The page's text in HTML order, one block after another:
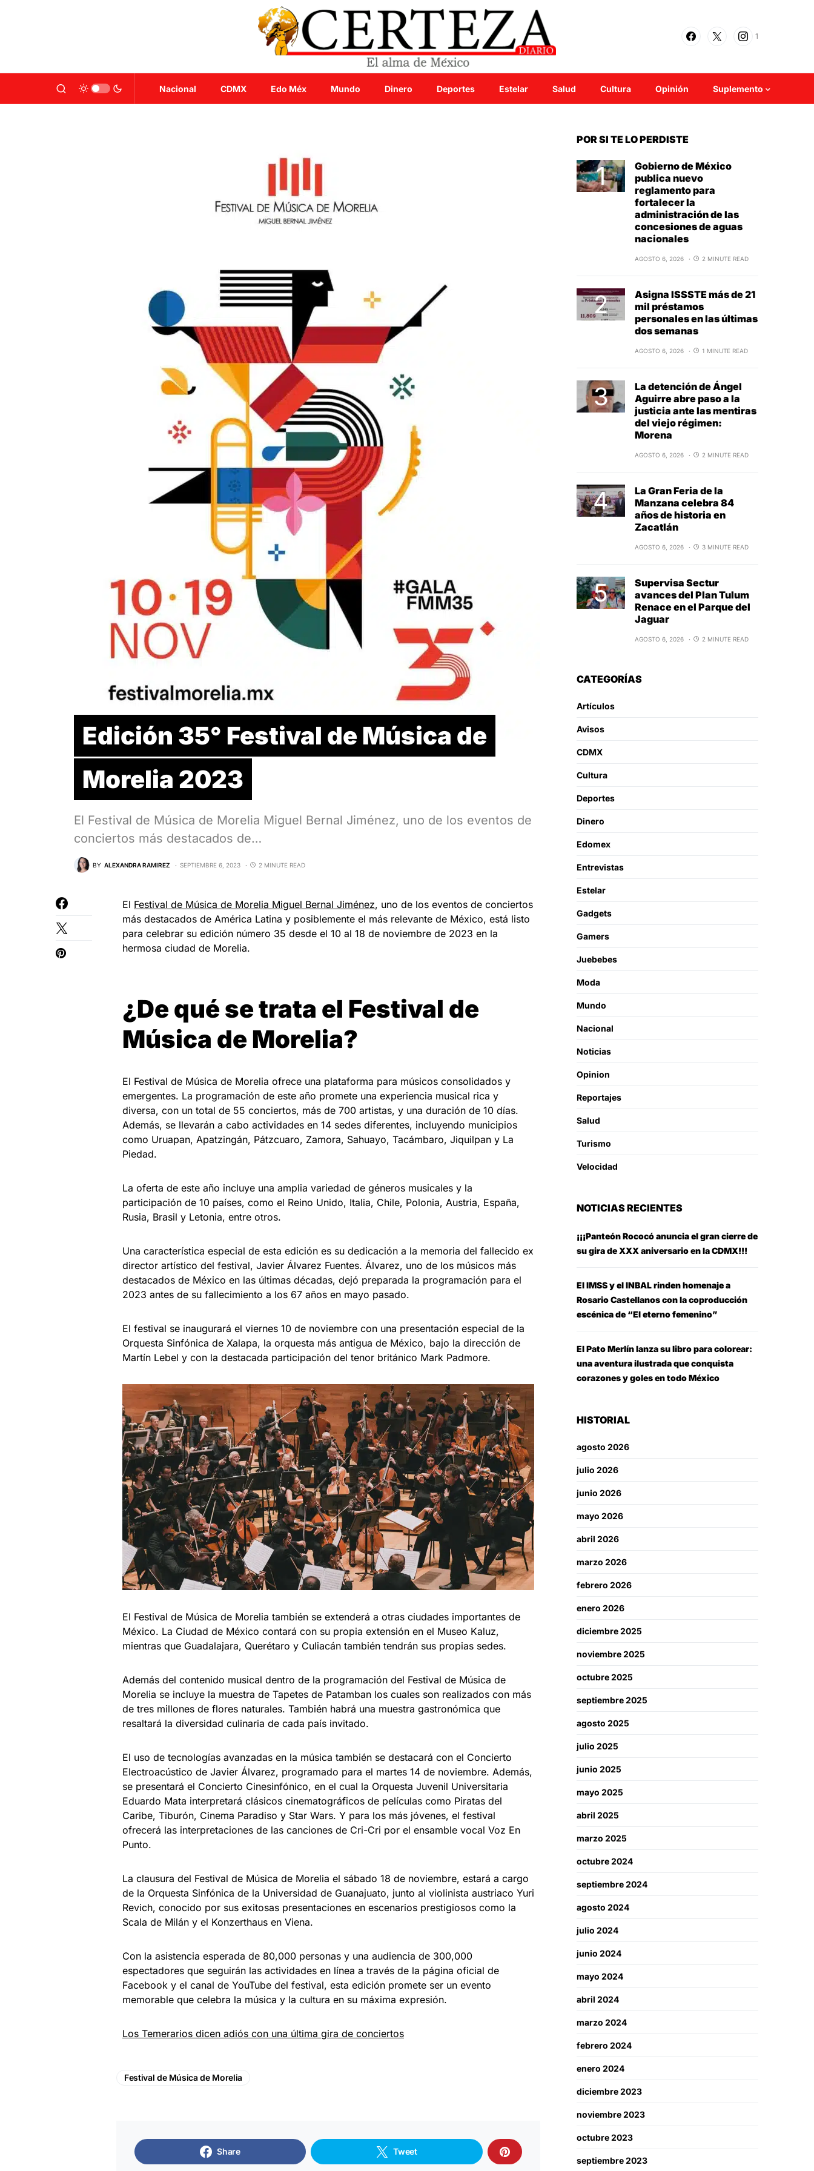
1
Nacional CDMX Edo Méx Mundo Dinero Deportes Estelar Salud Cultura Opinión Suplemento
Edición 35° Festival de Música de
Morelia 2023
El Festival de Música de Morelia Miguel Bernal Jiménez, uno de los eventos de
conciertos más destacados de…
BY ALEXANDRA RAMIREZ SEPTIEMBRE 6, 2023 2 MINUTE READ
El Festival de Música de Morelia Miguel Bernal Jiménez, uno de los eventos de conciertos
más destacados de América Latina y posiblemente el más relevante de México, está listo
para celebrar su edición número 35 desde el 10 al 18 de noviembre de 2023 en la
hermosa ciudad de Morelia.
¿De qué se trata el Festival de
Música de Morelia?
El Festival de Música de Morelia ofrece una plataforma para músicos consolidados y
emergentes. La programación de este año promete una experiencia musical rica y
diversa, con un total de 55 conciertos, más de 700 artistas, y una duración de 10 días.
Además, se llevarán a cabo actividades en 14 sedes diferentes, incluyendo municipios
como Uruapan, Apatzingán, Pátzcuaro, Zamora, Sahuayo, Tacámbaro, Jiquilpan y La
Piedad.
La oferta de este año incluye una amplia variedad de géneros musicales y la
participación de 10 países, como el Reino Unido, Italia, Chile, Polonia, Austria, España,
Rusia, Brasil y Letonia, entre otros.
Una característica especial de esta edición es su dedicación a la memoria del fallecido ex
director artístico del festival, Javier Álvarez Fuentes. Álvarez, uno de los músicos más
destacados de México en las últimas décadas, dejó preparada la programación para el
2023 antes de su fallecimiento a los 67 años en mayo pasado.
El festival se inaugurará el viernes 10 de noviembre con una presentación especial de la
Orquesta Sinfónica de Xalapa, la orquesta más antigua de México, bajo la dirección de
Martín Lebel y con la destacada participación del tenor británico Mark Padmore.
El Festival de Música de Morelia también se extenderá a otras ciudades importantes de
México. La Ciudad de México contará con su propia extensión en el Museo Kaluz,
mientras que Guadalajara, Querétaro y Culiacán también tendrán sus propias sedes.
Además del contenido musical dentro de la programación del Festival de Música de
Morelia se incluye la muestra de Tapetes de Patamban los cuales son realizados con más
de tres millones de flores naturales. También habrá una muestra gastronómica que
resaltará la diversidad culinaria de cada país invitado.
El uso de tecnologías avanzadas en la música también se destacará con el Concierto
Electroacústico de Javier Álvarez, programado para el martes 14 de noviembre. Además,
se presentará el Concierto Cinesinfónico, en el cual la Orquesta Juvenil Universitaria
Eduardo Mata interpretará clásicos cinematográficos de películas como Piratas del
Caribe, Tiburón, Cinema Paradiso y Star Wars. Y para los más jóvenes, el festival
ofrecerá las interpretaciones de las canciones de Cri-Cri por el ensamble vocal Voz En
Punto.
La clausura del Festival de Música de Morelia el sábado 18 de noviembre, estará a cargo
de la Orquesta Sinfónica de la Universidad de Guanajuato, junto al violinista austriaco Yuri
Revich, conocido por sus exitosas presentaciones en escenarios prestigiosos como la
Scala de Milán y el Konzerthaus en Viena.
Con la asistencia esperada de 80,000 personas y una audiencia de 300,000
espectadores que seguirán las actividades en línea a través de la página oficial de
Facebook y el canal de YouTube del festival, esta edición promete ser un evento
memorable que celebra la música y la cultura en su máxima expresión.
Los Temerarios dicen adiós con una última gira de conciertos
Festival de Música de Morelia
Share Tweet
POR SI TE LO PERDISTE
Gobierno de México
publica nuevo
reglamento para
fortalecer la
administración de las
concesiones de aguas
nacionales
AGOSTO 6, 2026 2 MINUTE READ
Asigna ISSSTE más de 21
mil préstamos
personales en las últimas
dos semanas
AGOSTO 6, 2026 1 MINUTE READ
La detención de Ángel
Aguirre abre paso a la
justicia ante las mentiras
del viejo régimen:
Morena
AGOSTO 6, 2026 2 MINUTE READ
La Gran Feria de la
Manzana celebra 84
años de historia en
Zacatlán
AGOSTO 6, 2026 3 MINUTE READ
Supervisa Sectur
avances del Plan Tulum
Renace en el Parque del
Jaguar
AGOSTO 6, 2026 2 MINUTE READ
CATEGORÍAS
Artículos
Avisos
CDMX
Cultura
Deportes
Dinero
Edomex
Entrevistas
Estelar
Gadgets
Gamers
Juebebes
Moda
Mundo
Nacional
Noticias
Opinion
Reportajes
Salud
Turismo
Velocidad
NOTICIAS RECIENTES
¡¡¡Panteón Rococó anuncia el gran cierre de
su gira de XXX aniversario en la CDMX!!!
El IMSS y el INBAL rinden homenaje a
Rosario Castellanos con la coproducción
escénica de “El eterno femenino”
El Pato Merlín lanza su libro para colorear:
una aventura ilustrada que conquista
corazones y goles en todo México
HISTORIAL
agosto 2026
julio 2026
junio 2026
mayo 2026
abril 2026
marzo 2026
febrero 2026
enero 2026
diciembre 2025
noviembre 2025
octubre 2025
septiembre 2025
agosto 2025
julio 2025
junio 2025
mayo 2025
abril 2025
marzo 2025
octubre 2024
septiembre 2024
agosto 2024
julio 2024
junio 2024
mayo 2024
abril 2024
marzo 2024
febrero 2024
enero 2024
diciembre 2023
noviembre 2023
octubre 2023
septiembre 2023